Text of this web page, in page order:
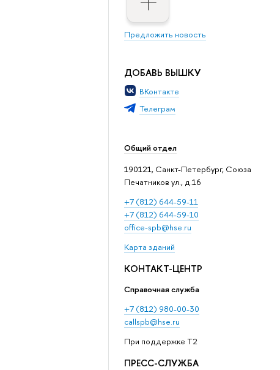
Предложить новость
ДОБАВЬ ВЫШКУ
ВКонтакте
Телеграм
Общий отдел
190121, Санкт-Петербург, Союза
Печатников ул., д.16
+7 (812) 644-59-11
+7 (812) 644-59-10
office-spb@hse.ru
Карта зданий
КОНТАКТ-ЦЕНТР
Справочная служба
+7 (812) 980-00-30
callspb@hse.ru
При поддержке T2
ПРЕСС-СЛУЖБА